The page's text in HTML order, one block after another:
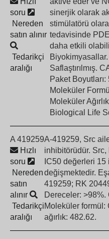
soru
Nereden
satın alınır
Tedarikçi
aralığı
sinerjik olarak
stimülatörü
tedavisinde
daha etkili
Saflaştırılmış.
Paket
Moleküler
Moleküler
Biological Life
A 419259
Hızlı
soru
Nereden
satın
alınır
Tedarikçi
aralığı
A-419259, Src
inhibitörüdür.
IC50 değerleri 15
değişmektedir.
419259; RK
Dereceler:
Moleküler
ağırlık: 482.62.